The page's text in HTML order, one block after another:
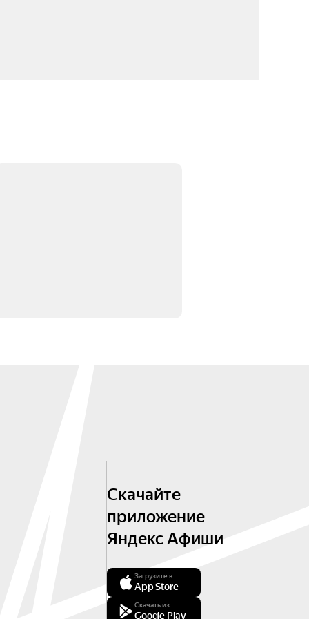
Скачайте
приложение
Яндекс Афиши
Загрузите в
App Store
Скачать из
Google Play